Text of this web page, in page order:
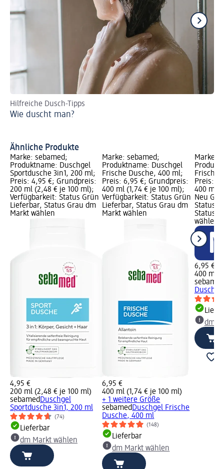
Hilfreiche Dusch-Tipps
Wie duscht man?
Ähnliche Produkte
Marke: sebamed;
Produktname: Duschgel
Sportdusche 3in1, 200 ml;
Preis: 4,95 €; Grundpreis:
200 ml (2,48 € je 100 ml);
Verfügbarkeit: Status Grün
Lieferbar, Status Grau dm
Markt wählen
4,95 €
200 ml (2,48 € je 100 ml)
sebamedDuschgel
Sportdusche 3in1, 200 ml
(74)
Lieferbar
dm Markt wählen
Marke: sebamed;
Produktname: Duschgel
Frische Dusche, 400 ml;
Preis: 6,95 €; Grundpreis:
400 ml (1,74 € je 100 ml);
Verfügbarkeit: Status Grün
Lieferbar, Status Grau dm
Markt wählen
6,95 €
400 ml (1,74 € je 100 ml)
+ 1 weitere Größe
sebamedDuschgel Frische
Dusche, 400 ml
(148)
Lieferbar
dm Markt wählen
Marke:
Frische
Preis:
400 ml
Neu
Status
Status
wählen
6,95 €
400 ml
sebamed
dm